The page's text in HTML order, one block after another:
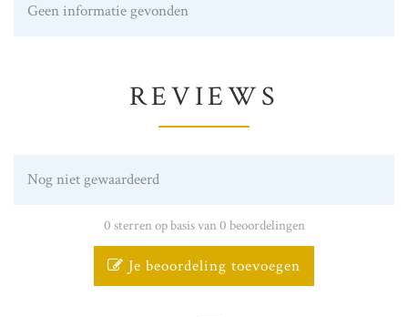
Geen informatie gevonden
REVIEWS
Nog niet gewaardeerd
0 sterren op basis van 0 beoordelingen
Je beoordeling toevoegen